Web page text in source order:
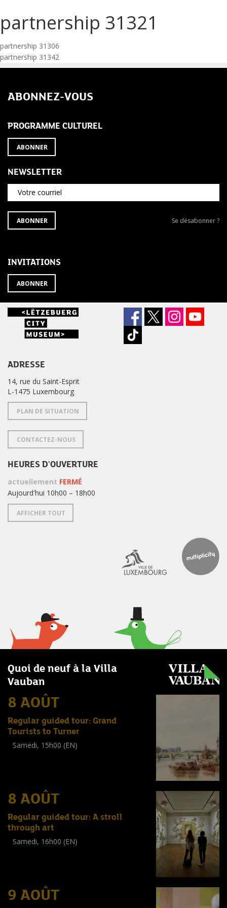
partnership 31321
Navigation
de
l’article
partnership 31306
partnership 31342
ABONNEZ-VOUS
PROGRAMME CULTUREL
ABONNER
NEWSLETTER
Votre courriel
S'ABONNER
À
ABONNER
Se
Se désabonner ?
INVITATIONS
ABONNER
ADRESSE
14, rue du Saint-Esprit
L-1475 Luxembourg
PLAN DE SITUATION
CONTACTEZ-NOUS
HEURES D'OUVERTURE
actuellement FERMÉ
Aujourd'hui 10h00 – 18h00
AFFICHER TOUT
Quoi de neuf à la Villa
Vauban
8 AOÛT
Regular guided tour: Grand
Tourists to Turner
Samedi, 15h00 (EN)
8 AOÛT
Regular guided tour: A stroll
through art
Samedi, 16h00 (EN)
9 AOÛT